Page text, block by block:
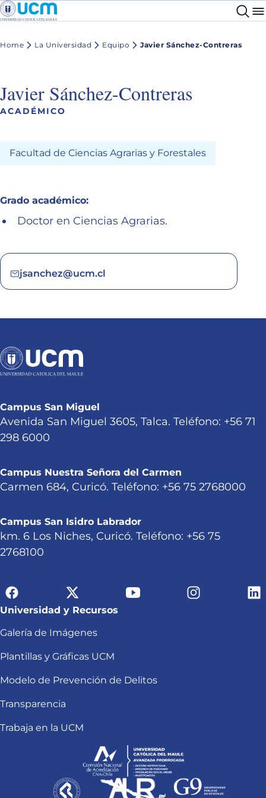
Home La Universidad Equipo Javier Sánchez-Contreras
Javier Sánchez-Contreras
ACADÉMICO
Facultad de Ciencias Agrarias y Forestales
Grado académico:
Doctor en Ciencias Agrarias.
jsanchez@ucm.cl
Campus San Miguel
Avenida San Miguel 3605, Talca. Teléfono: +56 71
298 6000
Campus Nuestra Señora del Carmen
Carmen 684, Curicó. Teléfono: +56 75 2768000
Campus San Isidro Labrador
km. 6 Los Niches, Curicó. Teléfono: +56 75
2768100
Universidad y Recursos
Galería de Imágenes
Plantillas y Gráficas UCM
Modelo de Prevención de Delitos
Transparencia
Trabaja en la UCM